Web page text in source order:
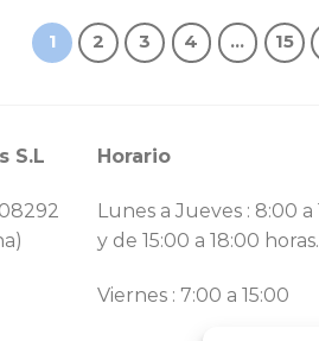
1 2 3 4 … 15
S.L Horario
Lunes a Jueves : 8:00 a
y de 15:00 a 18:00 horas.
Viernes : 7:00 a 15:00